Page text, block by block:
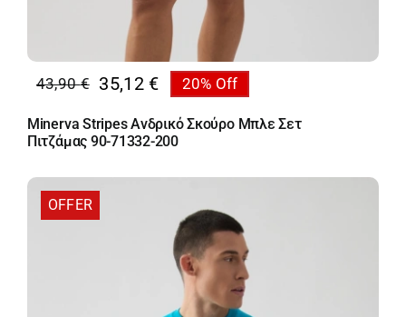
43,90€
Original
price
was:
35,12 €
Η
τρέχουσα
τιμή
35,12 €.
20% Off
Minerva Stripes Ανδρικό Σκούρο Μπλε Σετ
Πιτζάμας 90-71332-200
OFFER